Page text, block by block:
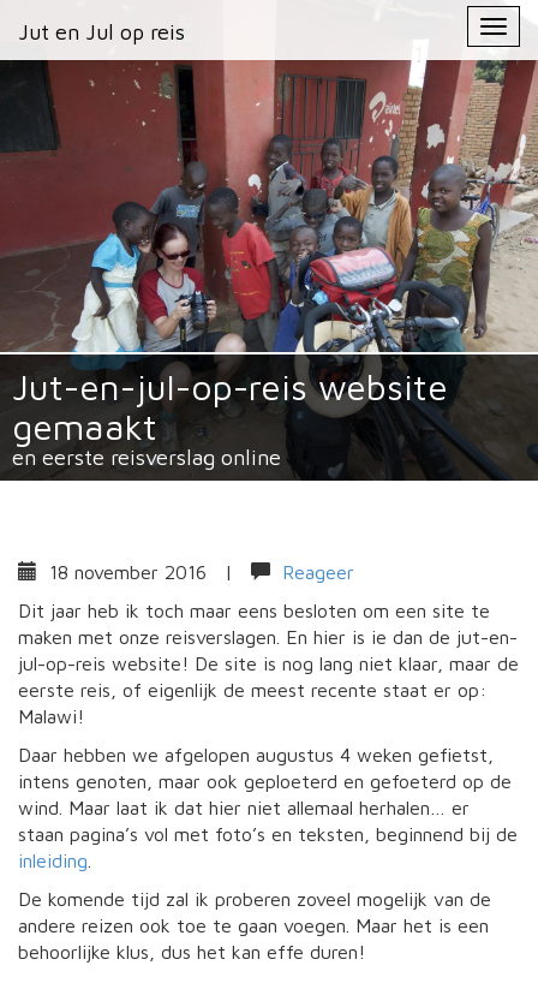
Jut en Jul op reis
Primary
Menu
Jut en Jul op reis
Jut-en-jul-op-reis website
gemaakt
en eerste reisverslag online
18 november 2016 |
Reageer
Dit jaar heb ik toch maar eens besloten om een site te
maken met onze reisverslagen. En hier is ie dan de jut-en-
jul-op-reis website! De site is nog lang niet klaar, maar de
eerste reis, of eigenlijk de meest recente staat er op:
Malawi!
Daar hebben we afgelopen augustus 4 weken gefietst,
intens genoten, maar ook geploeterd en gefoeterd op de
wind. Maar laat ik dat hier niet allemaal herhalen… er
staan pagina’s vol met foto’s en teksten, beginnend bij de
inleiding
De komende tijd zal ik proberen zoveel mogelijk van de
andere reizen ook toe te gaan voegen. Maar het is een
behoorlijke klus, dus het kan effe duren!